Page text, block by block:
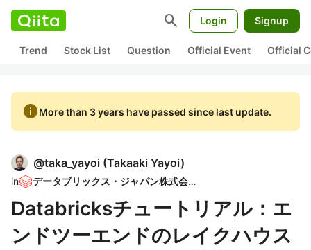
search Login Signup
Trend Stock List Question Official Event Official
infoMore than 3 years have passed since last update.
@taka_yayoi (Takaaki Yayoi)
in データブリックス・ジャパン株式会社
Databricksチュートリアル：エ
ンドツーエンドのレイクハウス